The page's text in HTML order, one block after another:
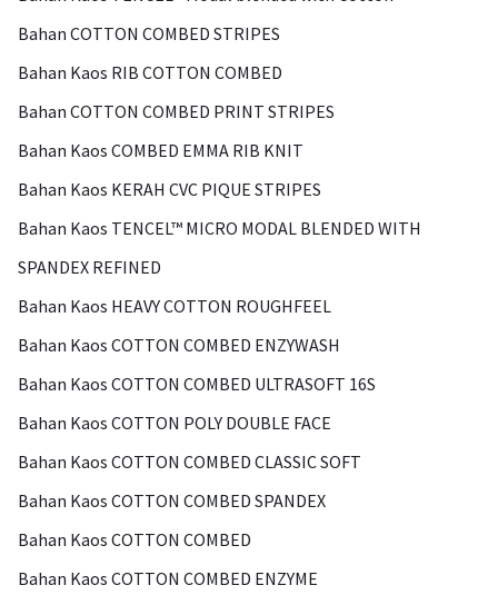
Bahan COTTON COMBED STRIPES
Bahan Kaos RIB COTTON COMBED
Bahan COTTON COMBED PRINT STRIPES
Bahan Kaos COMBED EMMA RIB KNIT
Bahan Kaos KERAH CVC PIQUE STRIPES
Bahan Kaos TENCEL™ MICRO MODAL BLENDED WITH
SPANDEX REFINED
Bahan Kaos HEAVY COTTON ROUGHFEEL
Bahan Kaos COTTON COMBED ENZYWASH
Bahan Kaos COTTON COMBED ULTRASOFT 16S
Bahan Kaos COTTON POLY DOUBLE FACE
Bahan Kaos COTTON COMBED CLASSIC SOFT
Bahan Kaos COTTON COMBED SPANDEX
Bahan Kaos COTTON COMBED
Bahan Kaos COTTON COMBED ENZYME